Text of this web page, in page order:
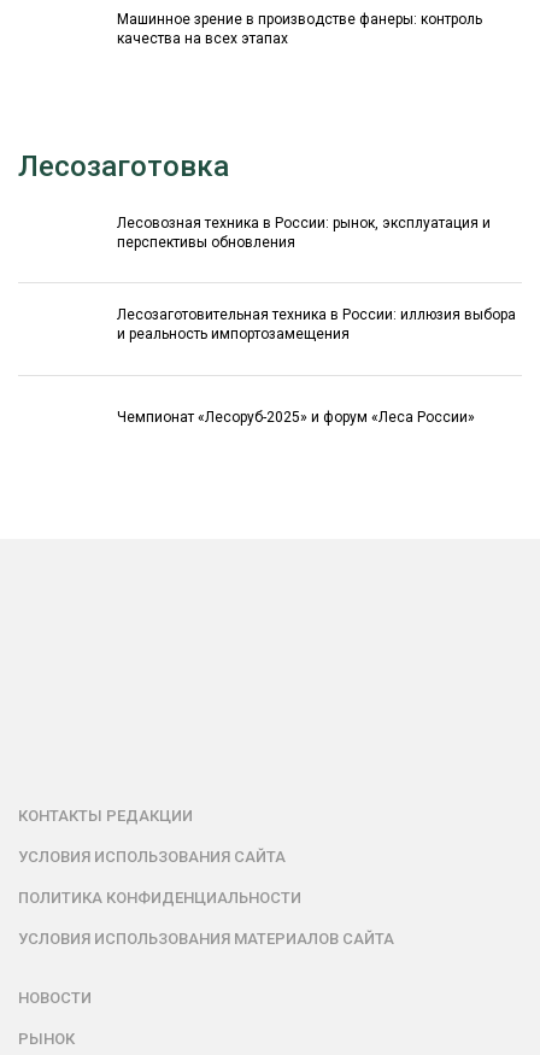
Машинное зрение в производстве фанеры: контроль
качества на всех этапах
Лесозаготовка
Лесовозная техника в России: рынок, эксплуатация и
перспективы обновления
Лесозаготовительная техника в России: иллюзия выбора
и реальность импортозамещения
Чемпионат «Лесоруб-2025» и форум «Леса России»
КОНТАКТЫ РЕДАКЦИИ
УСЛОВИЯ ИСПОЛЬЗОВАНИЯ САЙТА
ПОЛИТИКА КОНФИДЕНЦИАЛЬНОСТИ
УСЛОВИЯ ИСПОЛЬЗОВАНИЯ МАТЕРИАЛОВ САЙТА
НОВОСТИ
РЫНОК